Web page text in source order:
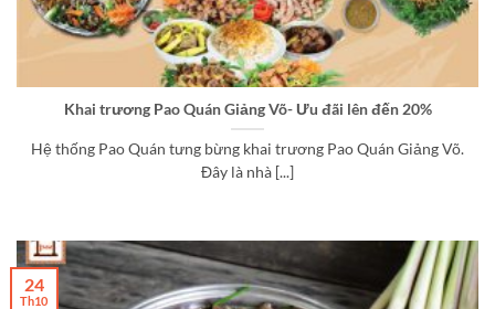
Khai trương Pao Quán Giảng Võ- Ưu đãi lên đến 20%
Hệ thống Pao Quán tưng bừng khai trương Pao Quán Giảng Võ.
Đây là nhà [...]
24
Th10